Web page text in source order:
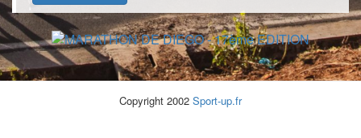
Copyright 2002 Sport-up.fr